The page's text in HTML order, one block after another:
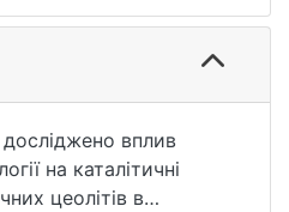
: кваліфікаційна
Природничі науки.
досліджено вплив
на каталітичні
цеолітів в